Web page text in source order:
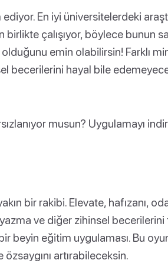
En iyi üniversitelerdeki
birlikte çalışıyor, böylece bunun
olduğunu emin olabilirsin! Farklı
becerilerini hayal bile
musun? Uygulamayı
bir rakibi. Elevate, hafızanı,
ve diğer zihinsel becerilerini
beyin eğitim uygulaması. Bu
artırabileceksin.